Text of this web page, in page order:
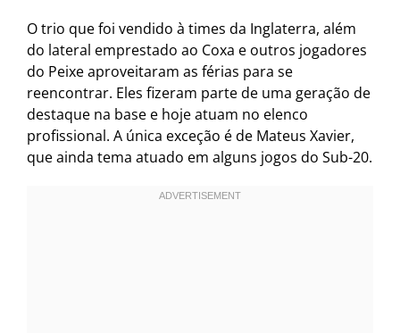
O trio que foi vendido à times da Inglaterra, além
do lateral emprestado ao Coxa e outros jogadores
do Peixe aproveitaram as férias para se
reencontrar. Eles fizeram parte de uma geração de
destaque na base e hoje atuam no elenco
profissional. A única exceção é de Mateus Xavier,
que ainda tema atuado em alguns jogos do Sub-20.